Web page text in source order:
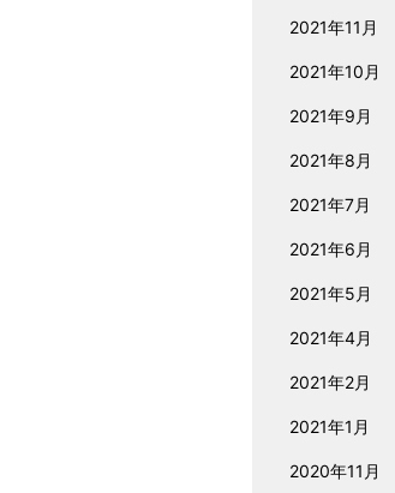
2021年11月
2021年10月
2021年9月
2021年8月
2021年7月
2021年6月
2021年5月
2021年4月
2021年2月
2021年1月
2020年11月